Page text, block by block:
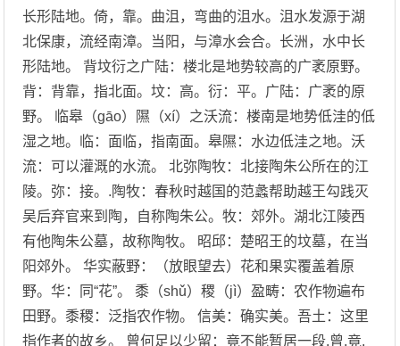
长形陆地。倚，靠。曲沮，弯曲的沮水。沮水发源于湖
北保康，流经南漳。当阳，与漳水会合。长洲，水中长
形陆地。 背坟衍之广陆：楼北是地势较高的广袤原野。
背：背靠，指北面。坟：高。衍：平。广陆：广袤的原
野。 临皋（gāo）隰（xí）之沃流：楼南是地势低洼的低
湿之地。临：面临，指南面。皋隰：水边低洼之地。沃
流：可以灌溉的水流。 北弥陶牧：北接陶朱公所在的江
陵。弥：接。.陶牧：春秋时越国的范蠡帮助越王勾践灭
吴后弃官来到陶，自称陶朱公。牧：郊外。湖北江陵西
有他陶朱公墓，故称陶牧。 昭邱：楚昭王的坟墓，在当
阳郊外。 华实蔽野：（放眼望去）花和果实覆盖着原
野。华：同“花”。 黍（shǔ）稷（jì）盈畴：农作物遍布
田野。黍稷：泛指农作物。 信美：确实美。吾土：这里
指作者的故乡。 曾何足以少留：竟不能暂居一段.曾,竟.